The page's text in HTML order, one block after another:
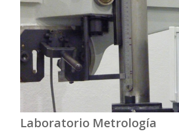
Laboratorio Metrología